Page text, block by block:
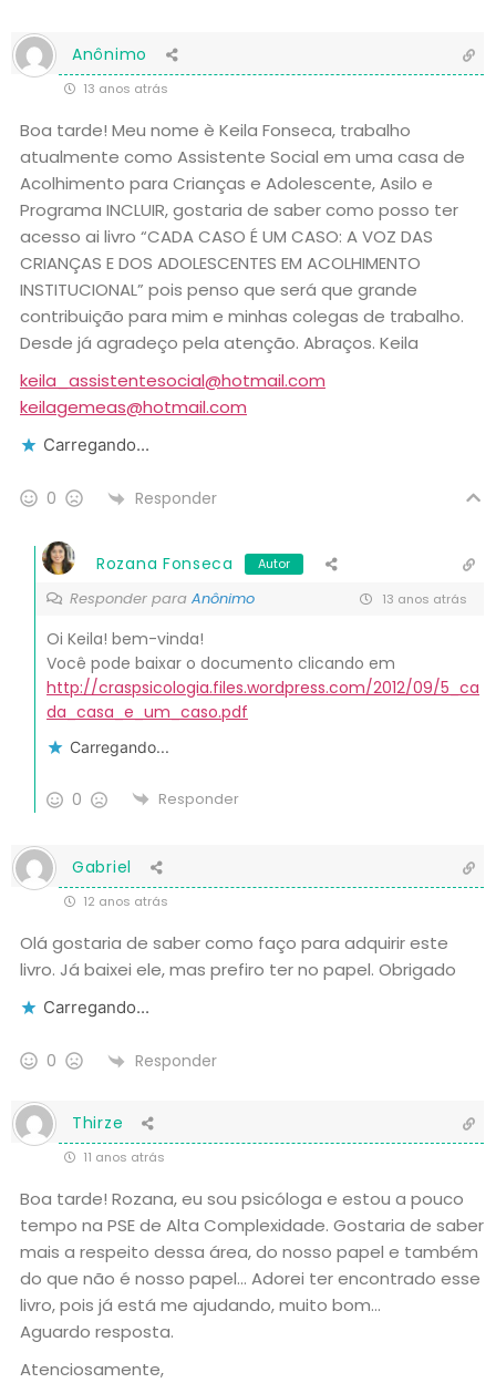
Anônimo
13 anos atrás
Boa tarde! Meu nome è Keila Fonseca, trabalho
atualmente como Assistente Social em uma casa de
Acolhimento para Crianças e Adolescente, Asilo e
Programa INCLUIR, gostaria de saber como posso ter
acesso ai livro “CADA CASO É UM CASO: A VOZ DAS
CRIANÇAS E DOS ADOLESCENTES EM ACOLHIMENTO
INSTITUCIONAL” pois penso que será que grande
contribuição para mim e minhas colegas de trabalho.
Desde já agradeço pela atenção. Abraços. Keila
keila_assistentesocial@hotmail.com
keilagemeas@hotmail.com
Carregando...
0 Responder
Rozana Fonseca Autor
Responder para Anônimo 13 anos atrás
Oi Keila! bem-vinda!
Você pode baixar o documento clicando em
http://craspsicologia.files.wordpress.com/2012/09/5_ca
da_casa_e_um_caso.pdf
Carregando...
0 Responder
Gabriel
12 anos atrás
Olá gostaria de saber como faço para adquirir este
livro. Já baixei ele, mas prefiro ter no papel. Obrigado
Carregando...
0 Responder
Thirze
11 anos atrás
Boa tarde! Rozana, eu sou psicóloga e estou a pouco
tempo na PSE de Alta Complexidade. Gostaria de saber
mais a respeito dessa área, do nosso papel e também
do que não é nosso papel… Adorei ter encontrado esse
livro, pois já está me ajudando, muito bom…
Aguardo resposta.
Atenciosamente,